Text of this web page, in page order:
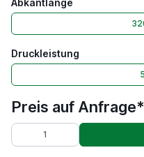
Abkantlänge
Druckleistung
Preis auf Anfrage*